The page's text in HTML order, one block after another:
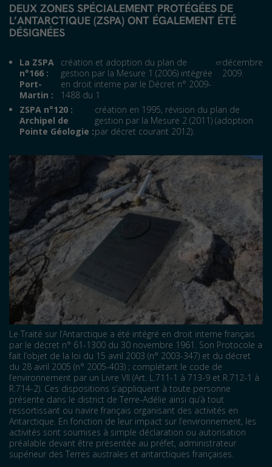
DEUX ZONES SPÉCIALEMENT PROTÉGÉES DE
L’ANTARCTIQUE (ZSPA) ONT ÉGALEMENT ÉTÉ
DÉSIGNÉES
La ZSPA
n°166 :
Port-
Martin :
création et adoption du plan de
gestion par la Mesure 1 (2006) intégrée
en droit interne par le Décret n° 2009-
1488 du 1
erdécembre
2009.
ZSPA n°120 :
Archipel de
Pointe Géologie :
création en 1995, révision du plan de
gestion par la Mesure 2 (2011) (adoption
par décret courant 2012).
Le Traité sur l’Antarctique a été intégré en droit interne français
par le décret n° 61-1300 du 30 novembre 1961. Son Protocole a
fait l’objet de la loi du 15 avril 2003 (n° 2003-347) et du décret
du 28 avril 2005 (n° 2005-403) ; complétant le code de
l’environnement par un Livre VII (Art. L.711-1 à 713-9 et R.712-1 à
R.714-2). Ces dispositions s’appliquent à toute personne
présente dans le district de Terre-Adélie ainsi qu’à tout
ressortissant ou navire français organisant des activités en
Antarctique. En fonction de leur impact sur l’environnement, les
activités sont soumises à simple déclaration ou autorisation
préalable devant être présentée au préfet, administrateur
supérieur des Terres australes et antarctiques françaises.